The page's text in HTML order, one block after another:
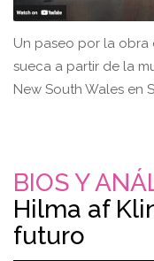
Un paseo por la
sueca a partir de la
New South Wales en
BIOS Y
Hilma af
futuro